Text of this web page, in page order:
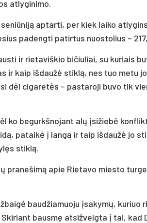
atlyginimo.
aptarti, per kiek laiko
padengti patirtus nuostolius –
ir rietaviškio bičiuliai, su kuriais
ir kaip išdaužė stiklą, nes tuo metu
dėl cigaretės – pastaroji buvo tik
ko begurkšnojant alų įsižiebė
pataikė į langą ir taip išdaužė jo
stiklą.
pranešimą apie Rietavo miesto
baudžiamuoju įsakymų, kuriuo
bausmę atsižvelgta į tai, kad